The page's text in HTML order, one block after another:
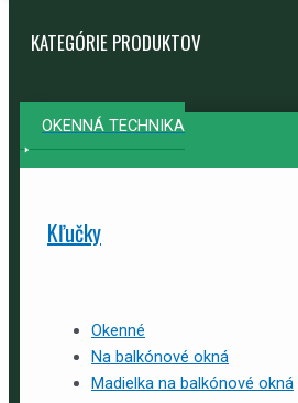
KATEGÓRIE PRODUKTOV
OKENNÁ TECHNIKA
Kľučky
Okenné
Na balkónové okná
Madielka na balkónové okná